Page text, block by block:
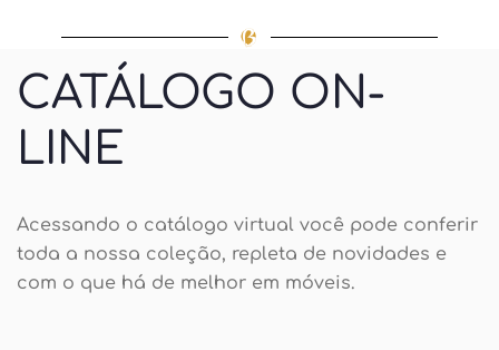
CATÁLOGO ON-
LINE
Acessando o catálogo virtual você pode conferir
toda a nossa coleção, repleta de novidades e
com o que há de melhor em móveis.